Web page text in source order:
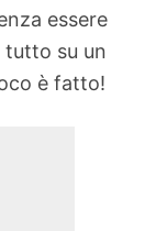
essere
su un
è fatto!